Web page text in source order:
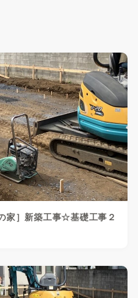
］新築工事☆基礎工事２